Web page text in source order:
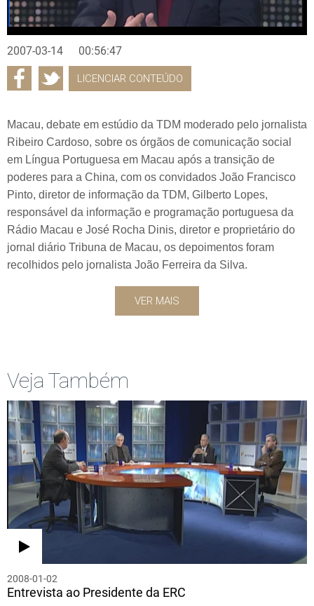
2007-03-14 00:56:47
LICENCIAR CONTEÚDO
Macau, debate em estúdio da TDM moderado pelo jornalista
Ribeiro Cardoso, sobre os órgãos de comunicação social
em Língua Portuguesa em Macau após a transição de
poderes para a China, com os convidados João Francisco
Pinto, diretor de informação da TDM, Gilberto Lopes,
responsável da informação e programação portuguesa da
Rádio Macau e José Rocha Dinis, diretor e proprietário do
jornal diário Tribuna de Macau, os depoimentos foram
recolhidos pelo jornalista João Ferreira da Silva.
VER MAIS
Veja Também
2008-01-02
Entrevista ao Presidente da ERC